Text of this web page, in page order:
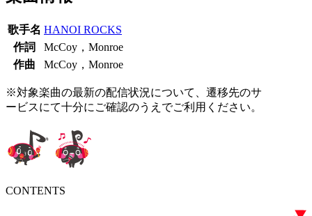
歌手名 HANOI ROCKS
作詞
McCoy，Monroe
作曲
McCoy，Monroe
※対象楽曲の最新の配信状況について、遷移先のサ
ービスにて十分にご確認のうえでご利用ください。
CONTENTS